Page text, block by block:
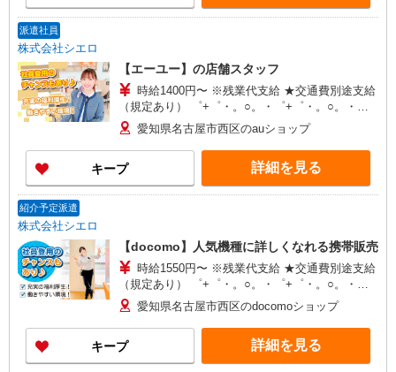
派遣社員
株式会社シエロ
【エーユー】の店舗スタッフ
時給1400円〜 ※残業代支給 ★交通費別途支給
（規定あり） ゜+゜・。○。・゜+゜・。○。・゜
+゜ 入社祝い金10万円支給(規定有) お友達を紹介
頂くと, インセンティブ支給(規定有) ★月2回払
い・週払い可能（規程有）★ ゜・。○。・゜
+゜・。○。・゜+゜
愛知県名古屋市西区のauショップ
キープ 詳細を見る
紹介予定派遣
株式会社シエロ
【docomo】人気機種に詳しくなれる携帯販売
時給1550円〜 ※残業代支給 ★交通費別途支給
（規定あり） ゜+゜・。○。・゜+゜・。○。・゜
+゜ 入社祝い金10万円支給(規定有) お友達を紹介
頂くと, インセンティブ支給(規定有) ★月2回払
い・週払い可能（規程有）★ ゜・。○。・゜
+゜・。○。・゜+゜
愛知県名古屋市西区のdocomoショップ
キープ 詳細を見る